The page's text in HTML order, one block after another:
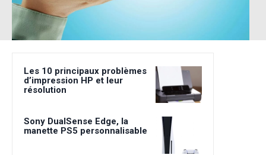
Les 10 principaux problèmes
d’impression HP et leur
résolution
Sony DualSense Edge, la
manette PS5 personnalisable